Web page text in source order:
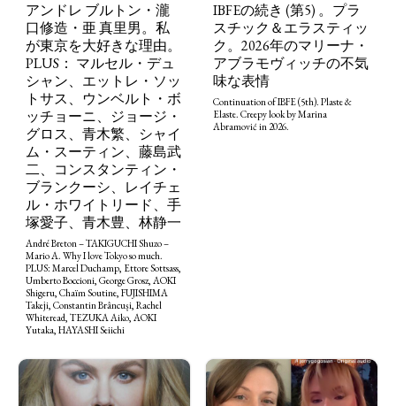
アンドレ ブルトン・瀧
口修造・亜 真里男。私
が東京を大好きな理由。
PLUS： マルセル・デュ
シャン、エットレ・ソッ
トサス、ウンベルト・ボ
ッチョーニ、ジョージ・
グロス、青木繁、シャイ
ム・スーティン、藤島武
二、コンスタンティン・
ブランクーシ、レイチェ
ル・ホワイトリード、手
塚愛子、青木豊、林静一
André Breton – TAKIGUCHI Shuzo –
Mario A. Why I love Tokyo so much.
PLUS: Marcel Duchamp, Ettore Sottsass,
Umberto Boccioni, George Grosz, AOKI
Shigeru, Chaïm Soutine, FUJISHIMA
Takeji, Constantin Brâncuși, Rachel
Whiteread, TEZUKA Aiko, AOKI
Yutaka, HAYASHI Seiichi
IBFEの続き (第5) 。プラ
スチック＆エラスティッ
ク。2026年のマリーナ・
アブラモヴィッチの不気
味な表情
Continuation of IBFE (5th). Plaste &
Elaste. Creepy look by Marina
Abramović in 2026.